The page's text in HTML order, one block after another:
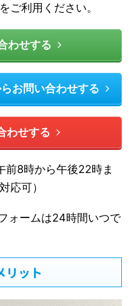
ご利用ください。
わせする
お問い合わせする
わせする
前8時から午後22時ま
応可）
ォームは24時間いつで
リット